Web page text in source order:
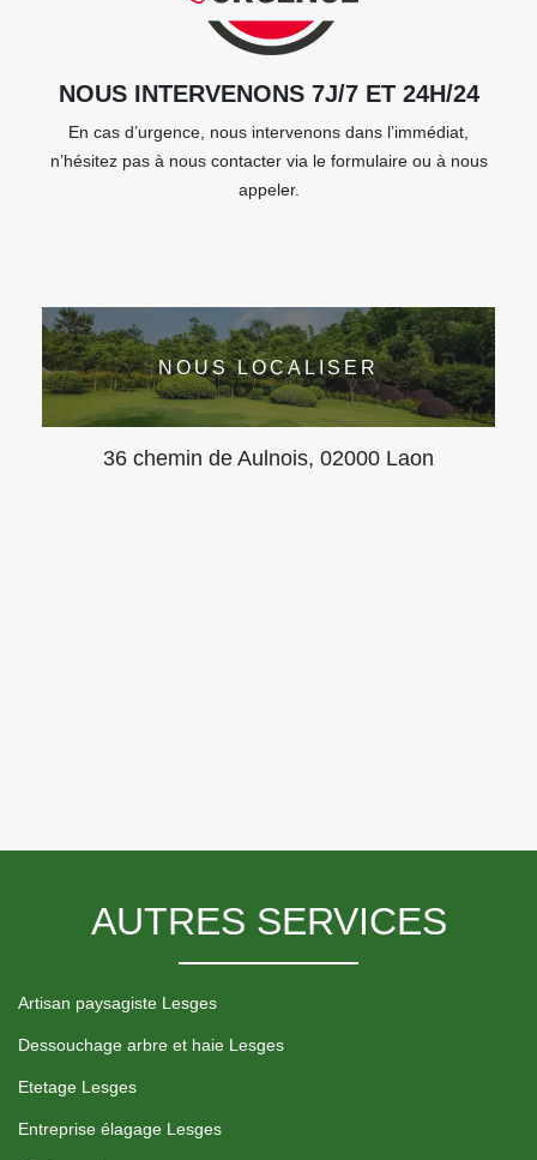
NOUS INTERVENONS 7J/7 ET 24H/24
En cas d’urgence, nous intervenons dans l’immédiat,
n’hésitez pas à nous contacter via le formulaire ou à nous
appeler.
NOUS LOCALISER
36 chemin de Aulnois, 02000 Laon
AUTRES SERVICES
Artisan paysagiste Lesges
Dessouchage arbre et haie Lesges
Etetage Lesges
Entreprise élagage Lesges